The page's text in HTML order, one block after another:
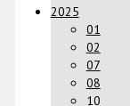
2025
01
02
07
08
10